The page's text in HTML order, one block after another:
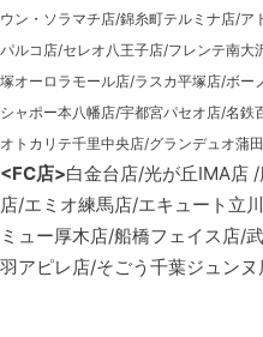
ウン・ソラマチ店/錦糸町テルミナ店/
パルコ店/セレオ八王子店/フレンテ南
塚オーロラモール店/ラスカ平塚店/ボ
シャポー本八幡店/宇都宮パセオ店/名
オトカリテ千里中央店/グランデュオ蒲
<FC店>白金台店/光が丘IMA店
店/エミオ練馬店/エキュート立
ミュー厚木店/船橋フェイス店/
羽アピレ店/そごう千葉ジュンヌ